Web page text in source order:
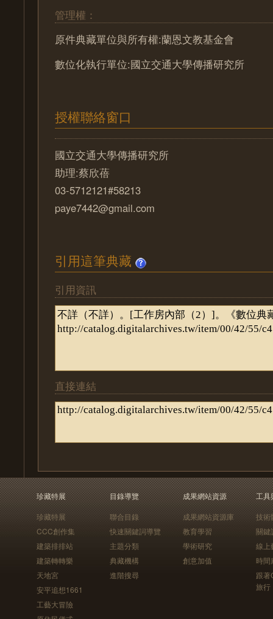
管理權：
原件典藏單位與所有權:蘭恩文教基金會
數位化執行單位:國立交通大學傳播研究所
授權聯絡窗口
國立交通大學傳播研究所
助理:蔡欣蓓
03-5712121#58213
paye7442@gmail.com
引用這筆典藏
引用資訊
直接連結
珍藏特展
珍藏特展
CCC創作集
建築排排站
建築轉轉樂
天地宮
安平追想1661
工藝大冒險
目錄導覽
聯合目錄
快速關鍵詞導覽
主題分類
典藏機構
進階搜尋
成果網站資源
成果網站資源庫
教育學習
學術研究
創意加值
工具
技術
關鍵
線上
時間
跟
旅行